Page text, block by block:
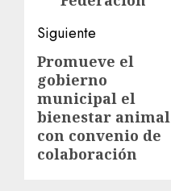
Siguiente
Siguiente
entrada:
Promueve el
gobierno
municipal el
bienestar animal
con convenio de
colaboración